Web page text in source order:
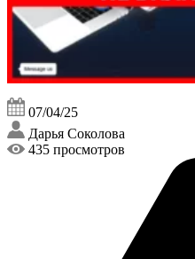
07/04/25
Дарья Соколова
435 просмотров